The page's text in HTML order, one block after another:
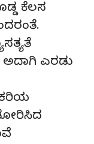
ಕೆಲಸ
ಎರಡು